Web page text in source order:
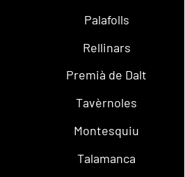
Palafolls
Rellinars
Premià de Dalt
Tavèrnoles
Montesquiu
Talamanca